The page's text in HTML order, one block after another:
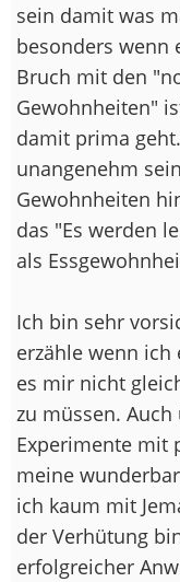
sein damit was
besonders wenn
Bruch mit den
Gewohnheiten"
damit prima
unangenehm
Gewohnheiten
das "Es werden
als
Ich bin sehr
erzähle wenn
es mir nicht
zu müssen.
Experimente mit
meine
ich kaum mit
der Verhütung
erfolgreicher